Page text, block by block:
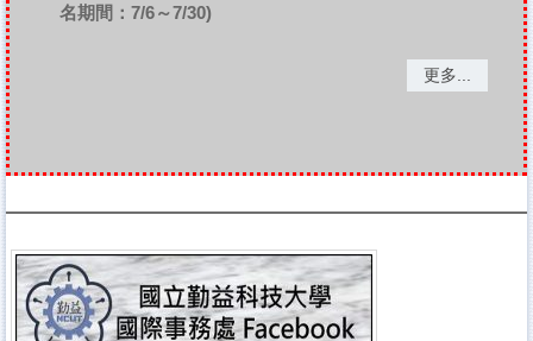
名期間：7/6～7/30)
更多...